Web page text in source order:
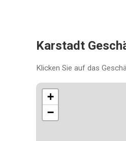
Karstadt
Klicken Sie auf das
+
−